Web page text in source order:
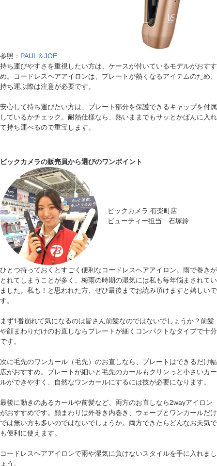
参照： PAUL＆JOE
持ち運びやすさを重視したい方は、ケースが付いているモデルがおすす
め。コードレスヘアアイロンは、プレートが熱くなるアイテムのため、
持ち運ぶ際は注意が必要です。
安心して持ち運びたい方は、プレート部分を保護できるキャップを付属
しているかチェック。耐熱仕様なら、熱いままでもサッとかばんに入れ
て持ち運べるので重宝します。
ビックカメラの販売員から選びのワンポイント
ビックカメラ 有楽町店
ビューティー担当 石塚鈴
ひとつ持っておくとすごく便利なコードレスヘアアイロン。雨で巻きが
とれてしまうことが多く、梅雨の時期の湿気には私も毎年悩まされてい
ました。私も！と思われた方、ぜひ最後までお読み頂けますと嬉しいで
す。
まず1番崩れて気になるのは皆さん前髪なのではないでしょうか？前髪
や顔まわりだけのお直しならプレートが細くコンパクトなタイプで十分
です。
次に毛先のワンカール（毛先）のお直しなら、プレートはできるだけ幅
広がおすすめ。プレートが細いと毛先のカールもクリンっと小さいカー
ルができやすく、自然なワンカールにするには技が必要になります。
最後に動きのあるカールや前髪など、両方のお直しなら2wayアイロン
がおすすめです。顔まわりは外巻き内巻き、ウェーブとワンカールだけ
では無い方も多いのではないでしょうか。両方できたらどんなお天気で
も便利に使えます。
コードレスヘアアイロンで雨や湿気に負けないスタイルを手に入れまし
ょう。